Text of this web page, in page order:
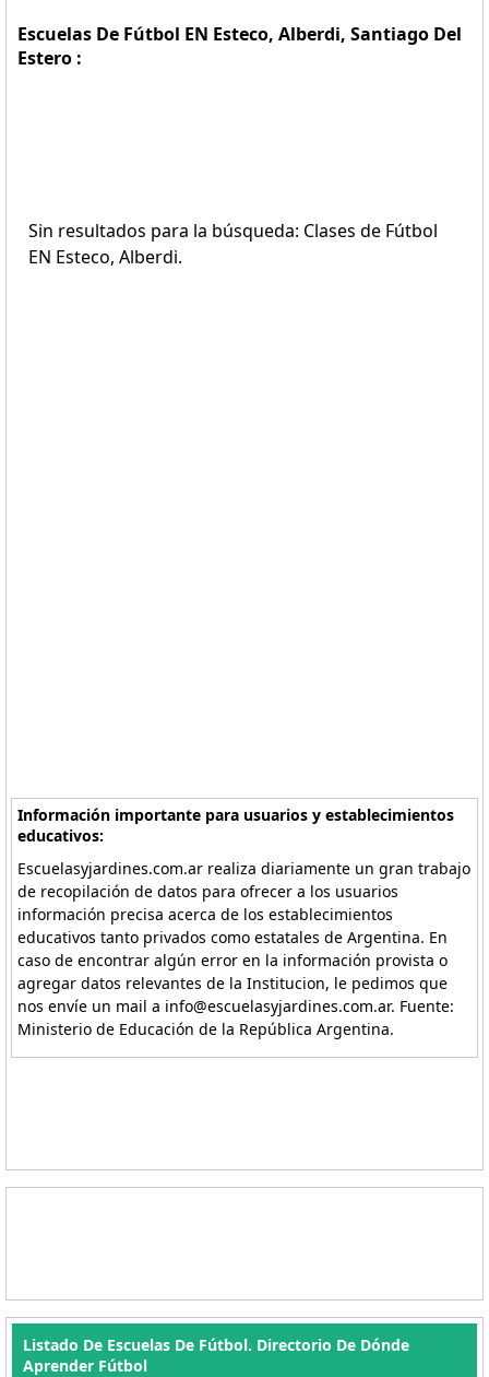
Escuelas De Fútbol EN Esteco, Alberdi, Santiago Del
Estero :
Sin resultados para la búsqueda: Clases de Fútbol
EN Esteco, Alberdi.
Información importante para usuarios y establecimientos
educativos:
Escuelasyjardines.com.ar realiza diariamente un gran trabajo
de recopilación de datos para ofrecer a los usuarios
información precisa acerca de los establecimientos
educativos tanto privados como estatales de Argentina. En
caso de encontrar algún error en la información provista o
agregar datos relevantes de la Institucion, le pedimos que
nos envíe un mail a info@escuelasyjardines.com.ar. Fuente:
Ministerio de Educación de la República Argentina.
Listado De Escuelas De Fútbol. Directorio De Dónde
Aprender Fútbol